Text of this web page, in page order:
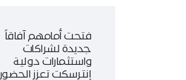
فتحت أمامهم آفاقاً
جديدة لشراكات
واستثمارات دولية
إنترسكت تعزز الحضور